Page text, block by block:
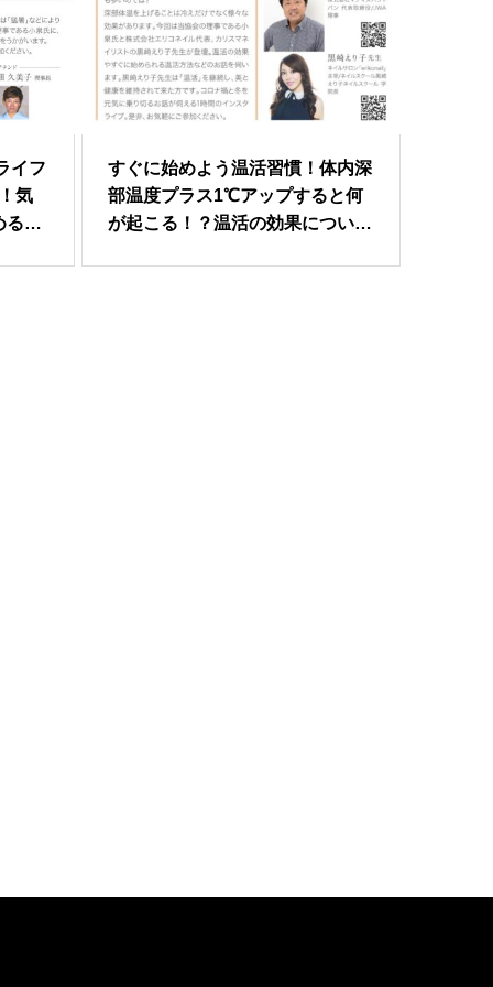
イフ
気
る…
すぐに始めよう温活習慣！体内深
部温度プラス1℃アップすると何
が起こる！？温活の効果につい